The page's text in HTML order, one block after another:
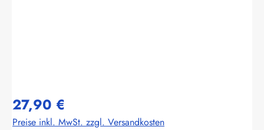
27,90 €
Preise inkl. MwSt. zzgl. Versandkosten